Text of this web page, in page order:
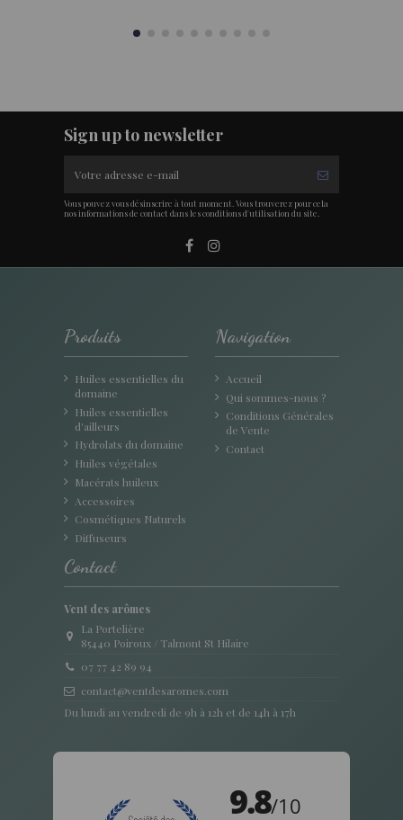
Sign up to newsletter
Vous pouvez vous désinscrire à tout moment. Vous trouverez pour cela
nos informations de contact dans les conditions d'utilisation du site.
Produits
Huiles essentielles du
domaine
Huiles essentielles
d'ailleurs
Hydrolats du domaine
Huiles végétales
Macérats huileux
Accessoires
Cosmétiques Naturels
Diffuseurs
Navigation
Accueil
Qui sommes-nous ?
Conditions Générales
de Vente
Contact
Contact
Vent des arômes
La Portelière
85440 Poiroux / Talmont St Hilaire
07 77 42 89 94
contact@ventdesaromes.com
Du lundi au vendredi de 9h à 12h et de 14h à 17h